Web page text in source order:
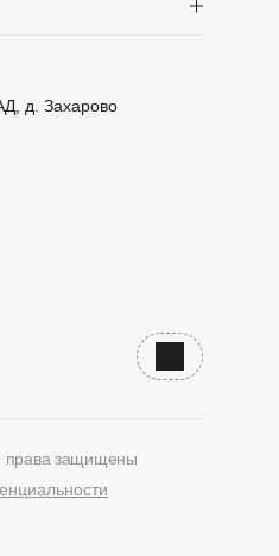
д. Захарово
Наверх
права защищены